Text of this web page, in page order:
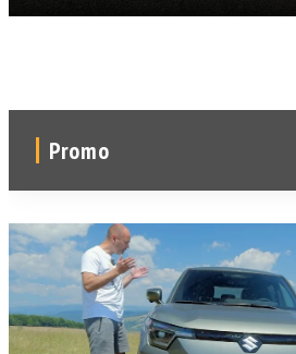
Promo